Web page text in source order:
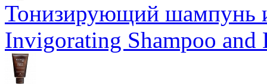
Тонизирующий шампунь
Invigorating Shampoo and